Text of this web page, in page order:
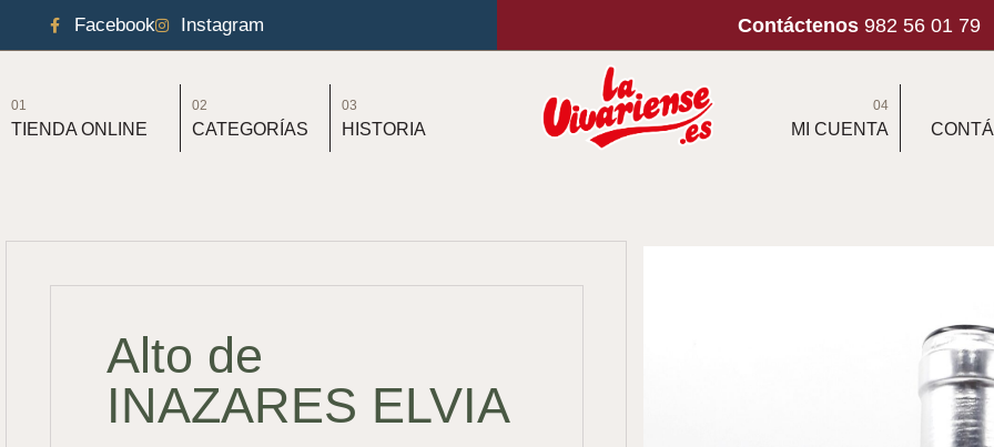
Facebook Instagram Contáctenos 982 56 01 79
01
TIENDA ONLINE
02
CATEGORÍAS
03
HISTORIA
04
MI CUENTA
Alto de
INAZARES ELVIA